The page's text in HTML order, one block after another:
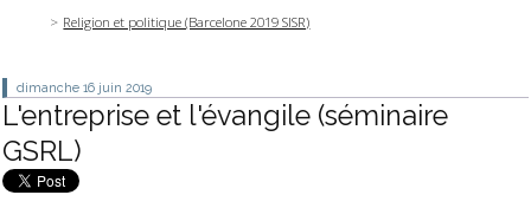
Religion et politique (Barcelone 2019 SISR)
dimanche 16 juin 2019
L'entreprise et l'évangile (séminaire
GSRL)